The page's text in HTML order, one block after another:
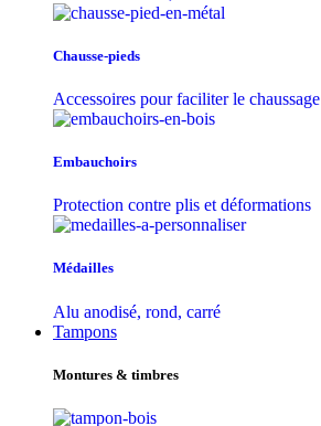
Chausse-pieds
Accessoires pour faciliter le chaussage
Embauchoirs
Protection contre plis et déformations
Médailles
Alu anodisé, rond, carré
Tampons
Montures & timbres